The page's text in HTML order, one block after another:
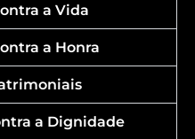
a Vida
a Honra
a Dignidade